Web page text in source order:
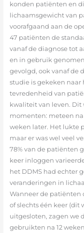
konden patiënten en
lichaamsgewicht van
voorafgaand aan de
47 patiënten de
vanaf de diagnose tot
en in gebruik
gevolgd, ook vanaf de
studie is gekeken naar
tevredenheid van
kwaliteit van leven. Dit
momenten: meteen na
weken later. Het lukte
maar er was wel veel
78% van de patiënten
keer inloggen
het DDMS had echter
veranderingen in
Wanneer de patiënten
of slechts één keer (dit
uitgesloten, zagen we
gebruikten na 12